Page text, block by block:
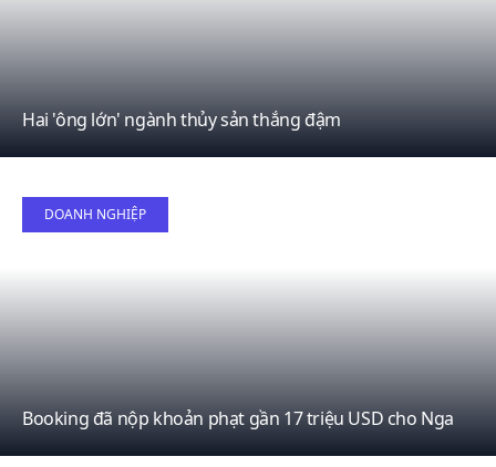
Hai 'ông lớn' ngành thủy sản thắng đậm
DOANH NGHIỆP
Booking đã nộp khoản phạt gần 17 triệu USD cho Nga